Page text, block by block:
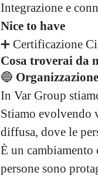
Integrazione e
Nice to have
➕ Certificazione
Cosa troverai da
🔵
In Var Group
Stiamo evolvendo
diffusa, dove le
È un
persone sono